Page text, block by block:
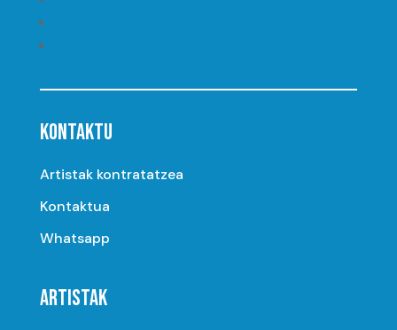
KONTAKTU
Artistak kontratatzea
Kontaktua
Whatsapp
ARTISTAK